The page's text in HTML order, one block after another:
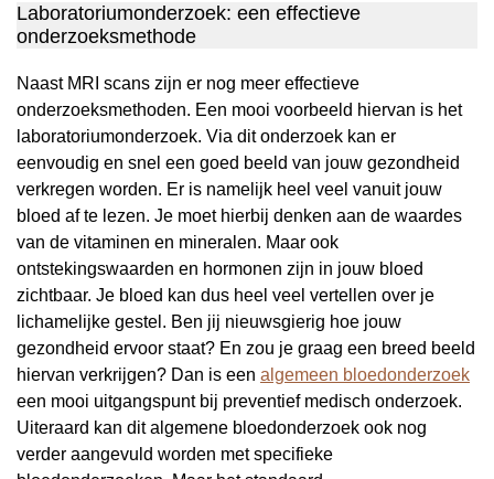
Laboratoriumonderzoek: een effectieve
onderzoeksmethode
Naast MRI scans zijn er nog meer effectieve
onderzoeksmethoden. Een mooi voorbeeld hiervan is het
laboratoriumonderzoek. Via dit onderzoek kan er
eenvoudig en snel een goed beeld van jouw gezondheid
verkregen worden. Er is namelijk heel veel vanuit jouw
bloed af te lezen. Je moet hierbij denken aan de waardes
van de vitaminen en mineralen. Maar ook
ontstekingswaarden en hormonen zijn in jouw bloed
zichtbaar. Je bloed kan dus heel veel vertellen over je
lichamelijke gestel. Ben jij nieuwsgierig hoe jouw
gezondheid ervoor staat? En zou je graag een breed beeld
hiervan verkrijgen? Dan is een algemeen bloedonderzoek
een mooi uitgangspunt bij preventief medisch onderzoek.
Uiteraard kan dit algemene bloedonderzoek ook nog
verder aangevuld worden met specifieke